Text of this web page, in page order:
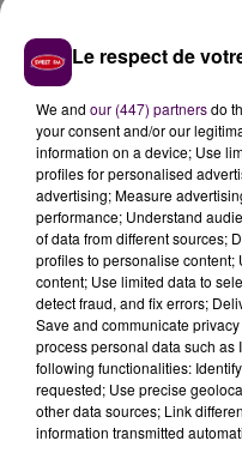
LES SINGES DORÉS
PARTIR DE CE...
Le respect de
We and our (447) partnersdo
your consent and/or our
information on a device; Use
profiles for personalised
advertising; Measure
performance; Understand
of data from different sources;
profiles to personalise
content; Use limited data to
detect fraud, and fix errors;
Save and communicate
process personal data such as
following functionalities:
requested; Use precise
other data sources; Link
information transmitted